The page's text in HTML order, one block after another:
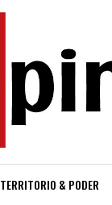
TERRITORIO & PODER